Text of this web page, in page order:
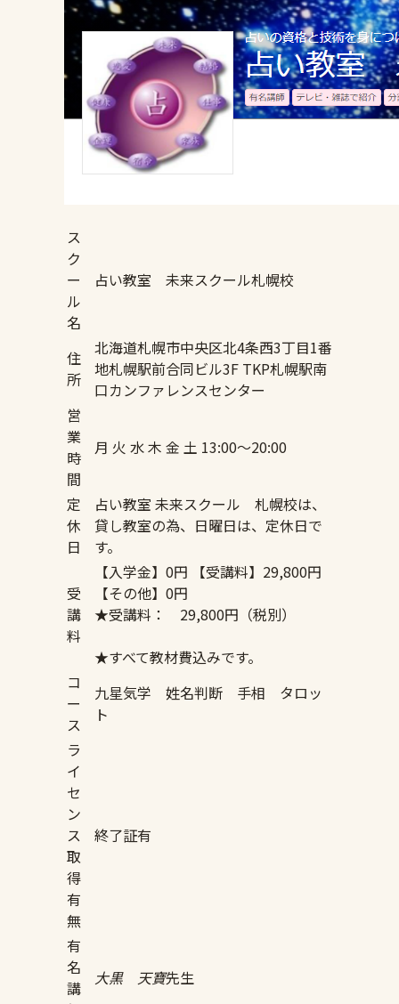
ス
ク
ー
ル
名
占い教室 未来スクール札幌校
住
所
北海道札幌市中央区北4条西3丁目1番
地札幌駅前合同ビル3F TKP札幌駅南
口カンファレンスセンター
営
業
時
間
月 火 水 木 金 土 13:00～20:00
定
休
日
占い教室 未来スクール 札幌校は、
貸し教室の為、日曜日は、定休日で
す。
受
講
料
【入学金】0円 【受講料】29,800円
【その他】0円
★受講料： 29,800円（税別）
★すべて教材費込みです。
コ
ー
ス
九星気学 姓名判断 手相 タロッ
ト
ラ
イ
セ
ン
ス
取
得
有
無
終了証有
有
名
講
大黒 天寶先生